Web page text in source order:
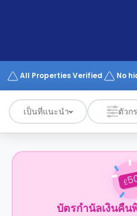
Works
All Properties Verified No
เป็นที่แนะนำ ตัวก
£
บัตรกำนัลเงินคืน